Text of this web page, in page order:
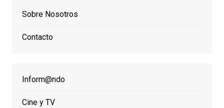
Sobre Nosotros
Contacto
Inform@ndo
Cine y TV